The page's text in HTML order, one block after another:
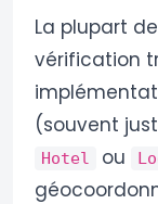
La plupart
vérification
(souvent
Hotel ou